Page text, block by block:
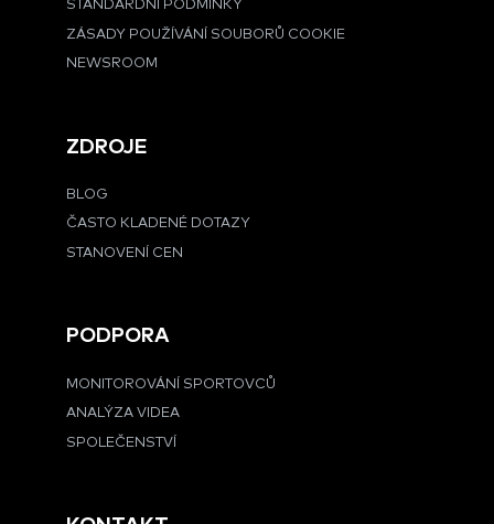
STANDARDNÍ PODMÍNKY
ZÁSADY POUŽÍVÁNÍ SOUBORŮ COOKIE
NEWSROOM
ZDROJE
BLOG
ČASTO KLADENÉ DOTAZY
STANOVENÍ CEN
PODPORA
MONITOROVÁNÍ SPORTOVCŮ
ANALÝZA VIDEA
SPOLEČENSTVÍ